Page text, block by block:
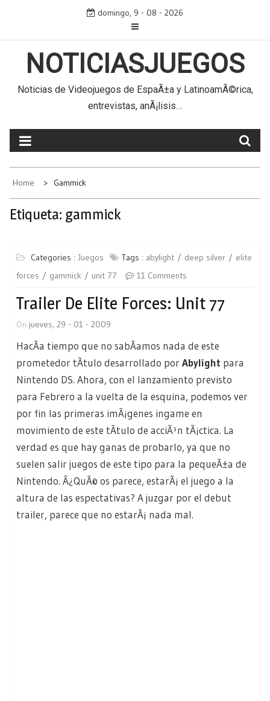
domingo, 9 - 08 - 2026
NOTICIASJUEGOS
Noticias de Videojuegos de EspaÃ±a y LatinoamÃ©rica,
entrevistas, anÃ¡lisis…
Home Gammick
Etiqueta: gammick
Categories : Juegos Tags : abylight deep silver
elite
forces
gammick unit 77 11 Comments
Trailer De Elite Forces: Unit 77
On jueves, 29 - 01 - 2009
HacÃ­a tiempo que no sabÃ­amos nada de este
prometedor tÃ­tulo desarrollado por Abylight para
Nintendo DS. Ahora, con el lanzamiento previsto
para Febrero a la vuelta de la esquina, podemos ver
por fin las primeras imÃ¡genes ingame en
movimiento de este tÃ­tulo de acciÃ³n tÃ¡ctica. La
verdad es que hay ganas de probarlo, ya que no
suelen salir juegos de este tipo para la pequeÃ±a de
Nintendo. Â¿QuÃ© os parece, estarÃ¡ el juego a la
altura de las espectativas? A juzgar por el debut
trailer, parece que no estarÃ¡ nada mal.